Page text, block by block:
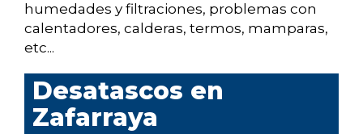
humedades y filtraciones, problemas con
calentadores, calderas, termos, mamparas,
etc...
Desatascos en
Zafarraya